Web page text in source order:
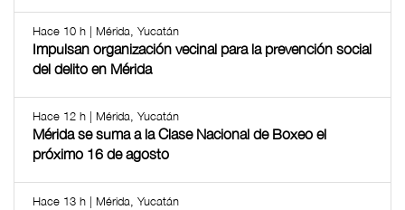
Hace 10 h | Mérida, Yucatán
Impulsan organización vecinal para la prevención social
del delito en Mérida
Hace 12 h | Mérida, Yucatán
Mérida se suma a la Clase Nacional de Boxeo el
próximo 16 de agosto
Hace 13 h | Mérida, Yucatán